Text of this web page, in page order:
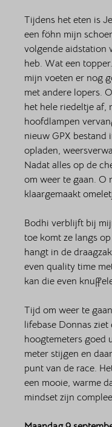
Tijdens het eten is
een föhn mijn
volgende aidstation
heb. Wat een
mijn voeten er nog
met andere lopers.
het hele riedeltje af,
hoofdlampen
nieuw GPX bestand
opladen,
Nadat alles op de
om weer te gaan. O
klaargemaakt
Bodhi verblijft bij
toe komt ze langs
hangt in de
even quality time
kan die even
Tijd om weer te
lifebase Donnas
hoogtemeters goed
meter stijgen en
punt van de race.
een mooie, warme
mindset zijn